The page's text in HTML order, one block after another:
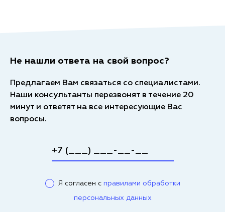
Не нашли ответа на свой вопрос?
Предлагаем Вам связаться со специалистами.
Наши консультанты перезвонят в течение 20
минут и ответят на все интересующие Вас
вопросы.
Я согласен с правилами обработки
персональных данных